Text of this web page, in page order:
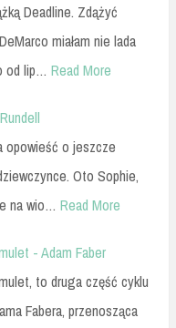
Deadline. Zdążyć
miałam nie lada
od lip… Read More
opowieść o jeszcze
Oto Sophie,
na wio… Read More
- Adam Faber
to druga część cyklu
Fabera, przenosząca